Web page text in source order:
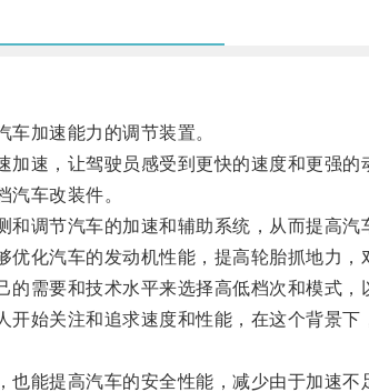
加速能力的调节装置。
速，让驾驶员感受到更快的速度和更强的
车改装件。
节汽车的加速和辅助系统，从而提高汽
汽车的发动机性能，提高轮胎抓地力，
要和技术水平来选择高低档次和模式，
关注和追求速度和性能，在这个背景下
提高汽车的安全性能，减少由于加速不